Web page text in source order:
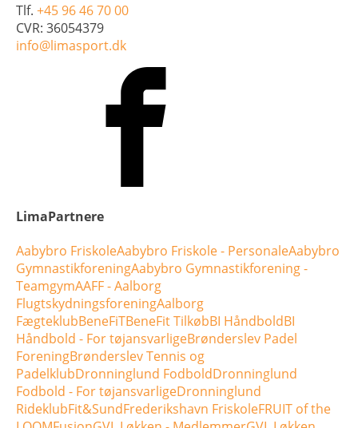
Tlf. +45 96 46 70 00
CVR: 36054379
info@limasport.dk
LimaPartnere
Aabybro FriskoleAabybro Friskole - PersonaleAabybro
GymnastikforeningAabybro Gymnastikforening -
TeamgymAAFF - Aalborg
FlugtskydningsforeningAalborg
FægteklubBeneFiTBeneFit TilkøbBI HåndboldBI
Håndbold - For tøjansvarligeBrønderslev Padel
ForeningBrønderslev Tennis og
PadelklubDronninglund FodboldDronninglund
Fodbold - For tøjansvarligeDronninglund
RideklubFit&SundFrederikshavn FriskoleFRUIT of the